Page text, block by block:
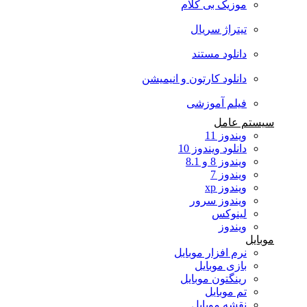
موزیک بی کلام
تیتراژ سریال
دانلود مستند
دانلود کارتون و انیمیشن
فیلم آموزشی
سیستم عامل
ویندوز 11
دانلود ویندوز 10
ویندوز 8 و 8.1
ویندوز 7
ویندوز xp
ویندوز سرور
لینوکس
ویندوز
نرم افزار موبایل
بازی موبایل
رینگتون موبایل
تم موبایل
نقشه موبایل